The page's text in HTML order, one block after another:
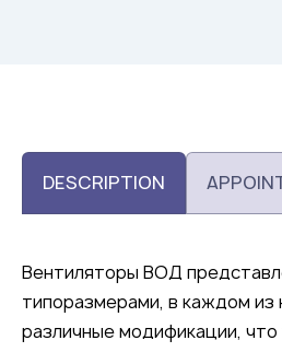
DESCRIPTION
Вентиляторы ВОД
типоразмерами, в каждом
различные модификации, что